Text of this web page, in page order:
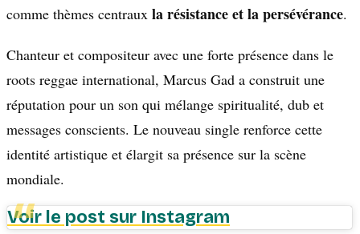
comme thèmes centraux la résistance et la persévérance.
Chanteur et compositeur avec une forte présence dans le
roots reggae international, Marcus Gad a construit une
réputation pour un son qui mélange spiritualité, dub et
messages conscients. Le nouveau single renforce cette
identité artistique et élargit sa présence sur la scène
mondiale.
Voir le post sur Instagram